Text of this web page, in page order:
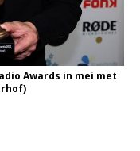
Awards in mei met